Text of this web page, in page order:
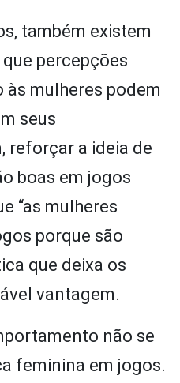
também existem
percepções
às mulheres podem
seus
reforçar a ideia de
boas em jogos
“as mulheres
porque são
que deixa os
vantagem.
não se
feminina em jogos.